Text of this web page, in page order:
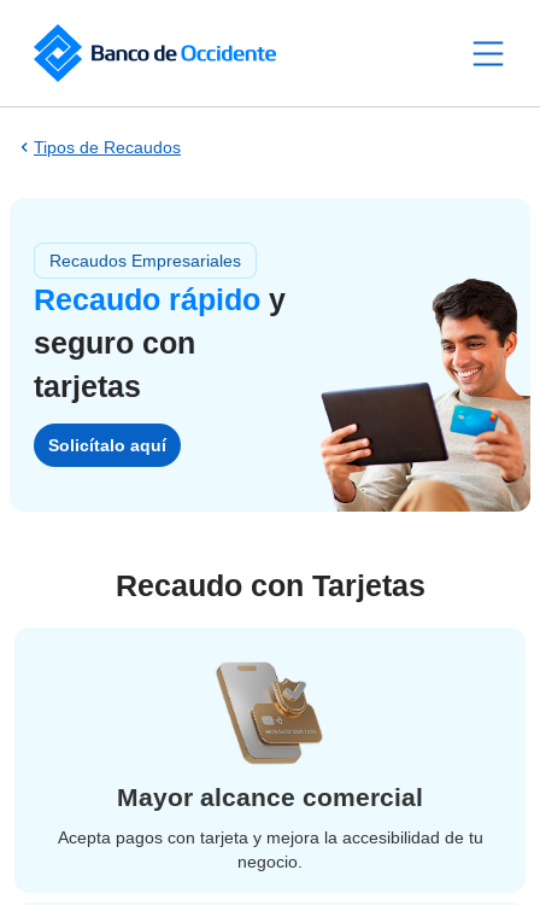
Saltar al contenido principal
Tipos de Recaudos
Recaudos Empresariales
Recaudo rápido y
seguro con
tarjetas
Solicítalo aquí
Recaudo con Tarjetas
Mayor alcance comercial
Acepta pagos con tarjeta y mejora la accesibilidad de tu
negocio.